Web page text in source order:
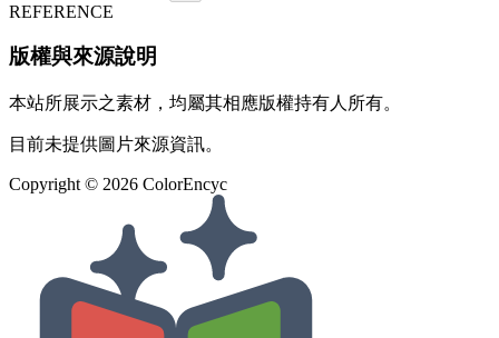
REFERENCE
版權與來源說明
本站所展示之素材，均屬其相應版權持有人所有。
目前未提供圖片來源資訊。
Copyright © 2026 ColorEncyc